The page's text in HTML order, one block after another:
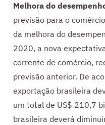
Melhora do
previsão para o
da melhora do
2020, a nova
corrente de comércio,
previsão anterior. De
exportação brasileira
um total de US$ 210,7
brasileira deverá